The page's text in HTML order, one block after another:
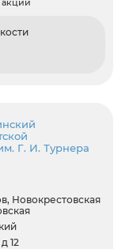
Г. И. Турнера
Новокрестовская
12